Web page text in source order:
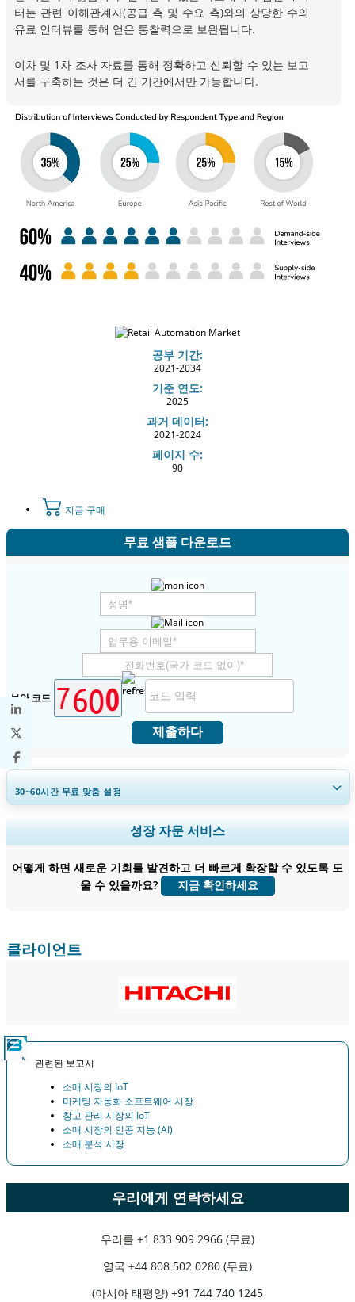
터는 관련 이해관계자(공급 측 및 수요 측)와의 상당한 수의
유료 인터뷰를 통해 얻은 통찰력으로 보완됩니다.
이차 및 1차 조사 자료를 통해 정확하고 신뢰할 수 있는 보고
서를 구축하는 것은 더 긴 기간에서만 가능합니다.
공부 기간:
2021-2034
기준 연도:
2025
과거 데이터:
2021-2024
페이지 수:
90
지금 구매
무료 샘플 다운로드
보안 코드
제출하다
30~60시간무료 맞춤 설정
지역 및 국가 범위 확장, 세그먼트 분석, 기업 프로필, 경쟁 벤치마킹, 및 최
종 사용자 인사이트.
지금 맞춤 설정
성장 자문 서비스
어떻게 하면 새로운 기회를 발견하고 더 빠르게 확장할 수 있도록 도
울 수 있을까요?
지금 확인하세요
클라이언트
관련된 보고서
소매 시장의 IoT
마케팅 자동화 소프트웨어 시장
창고 관리 시장의 IoT
소매 시장의 인공 지능 (AI)
소매 분석 시장
우리에게 연락하세요
우리를 +1 833 909 2966 (무료)
영국 +44 808 502 0280 (무료)
(아시아 태평양) +91 744 740 1245